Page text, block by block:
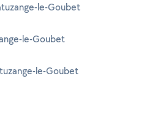
le-Goubet
le-Goubet
le-Goubet